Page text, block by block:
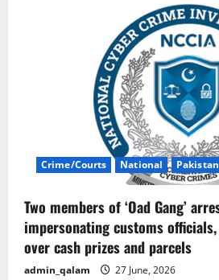
Crime/Courts National Pakistan
Two members of ‘Oad Gang’
impersonating customs
over cash prizes and parcels
admin_qalam 27 June, 2026